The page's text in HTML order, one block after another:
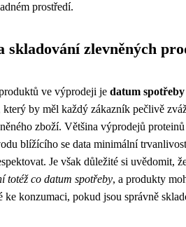
prostředí.
skladování zlevněných
ve výprodeji je datum
který by měl každý zákazník pečlivě
zboží. Většina výprodejů
blížícího se data minimální
Je však důležité si uvědomit,
totéž co datum spotřeby, a produkty
ke konzumaci, pokud jsou správně